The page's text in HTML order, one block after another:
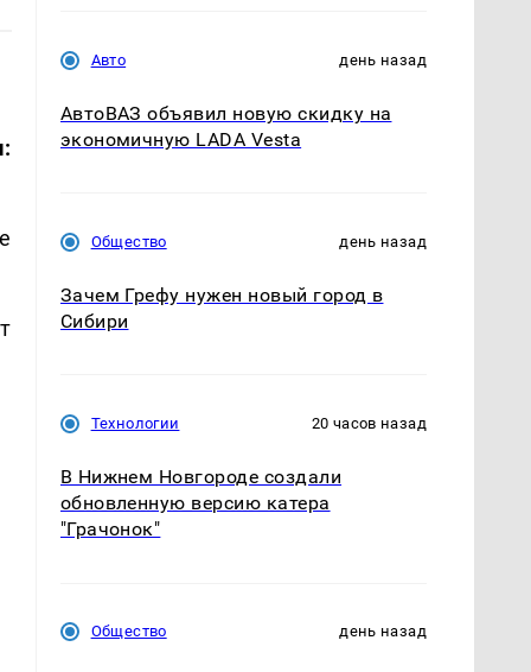
Авто день назад
АвтоВАЗ объявил новую скидку на
экономичную LADA Vesta
Общество день назад
Зачем Грефу нужен новый город в
Сибири
Технологии 20 часов назад
В Нижнем Новгороде создали
обновленную версию катера
"Грачонок"
Общество день назад